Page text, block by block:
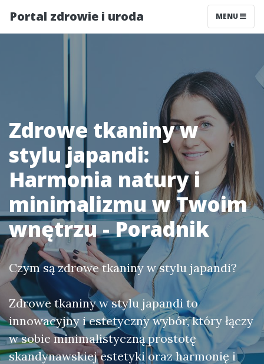
Portal zdrowie i uroda MENU
Zdrowe tkaniny w
stylu japandi:
Harmonia natury i
minimalizmu w Twoim
wnętrzu - Poradnik
Czym są zdrowe tkaniny w stylu japandi?
Zdrowe tkaniny w stylu japandi to
innowacyjny i estetyczny wybór, który łączy
w sobie minimalistyczną prostotę
skandynawskiej estetyki oraz harmonię i